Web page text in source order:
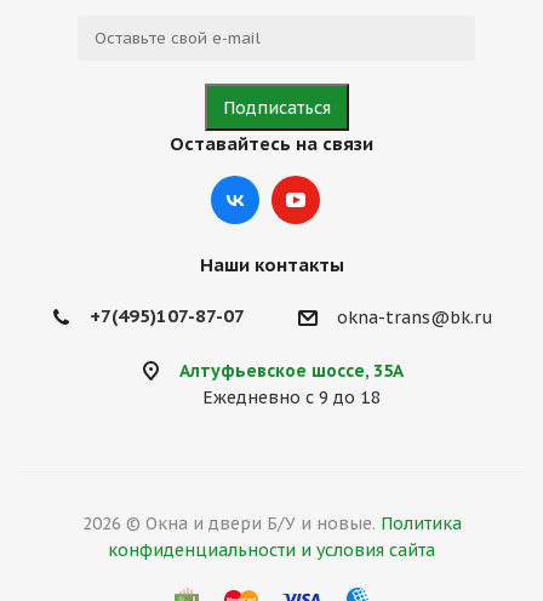
Оставайтесь на связи
Наши контакты
+7(495)107-87-07 okna-trans@bk.ru
Алтуфьевское шоссе, 35А
Ежедневно с 9 до 18
2026 © Окна и двери Б/У и новые. Политика
конфиденциальности и условия сайта